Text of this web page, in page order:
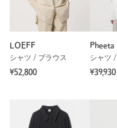
LOEFF
シャツ / ブラウス
¥52,800
Pheeta
シャツ
¥39,930